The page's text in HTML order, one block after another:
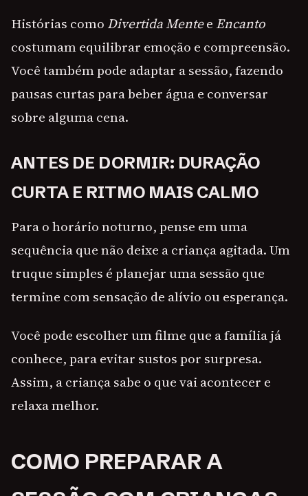
Histórias como Divertida Mentee Encanto
costumam equilibrar emoção e compreensão.
Você também pode adaptar a sessão, fazendo
pausas curtas para beber água e conversar
sobre alguma cena.
ANTES DE DORMIR: DURAÇÃO
CURTA E RITMO MAIS CALMO
Para o horário noturno, pense em uma
sequência que não deixe a criança agitada. Um
truque simples é planejar uma sessão que
termine com sensação de alívio ou esperança.
Você pode escolher um filme que a família já
conhece, para evitar sustos por surpresa.
Assim, a criança sabe o que vai acontecer e
relaxa melhor.
COMO PREPARAR A